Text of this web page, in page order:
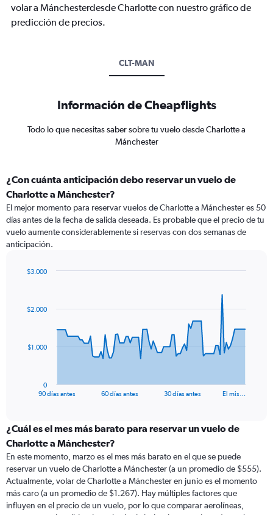
volar a Mánchesterdesde Charlotte con nuestro gráfico de
predicción de precios.
CLT-MAN
Información de Cheapflights
Todo lo que necesitas saber sobre tu vuelo desde Charlotte a
Mánchester
¿Con cuánta anticipación debo reservar un vuelo de
Charlotte a Mánchester?
El mejor momento para reservar vuelos de Charlotte a Mánchester es 50
días antes de la fecha de salida deseada. Es probable que el precio de tu
vuelo aumente considerablemente si reservas con dos semanas de
anticipación.
data
The
categories.
Range:
categories.
The
chart
has
1
90 días antes 60 días antes 30 días antes El mis…
0
$1.000
$2.000
$3.000
¿Cuál es el mes más barato para reservar un vuelo de
Charlotte a Mánchester?
En este momento, marzo es el mes más barato en el que se puede
reservar un vuelo de Charlotte a Mánchester (a un promedio de $555).
Actualmente, volar de Charlotte a Mánchester en junio es el momento
más caro (a un promedio de $1.267). Hay múltiples factores que
influyen en el precio de un vuelo, por lo que comparar aerolíneas,